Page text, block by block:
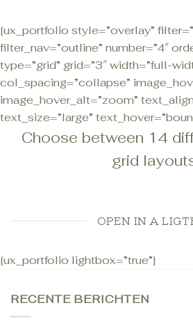
[ux_portfolio style=”overlay”
filter_nav=”outline” number=”4″
type=”grid” grid=”3″ width=”full-
col_spacing=”collapse”
image_hover_alt=”zoom”
text_size=”large”
Choose between 14
grid
OPEN IN A
[ux_portfolio lightbox=”true”]
RECENTE BERICHTEN